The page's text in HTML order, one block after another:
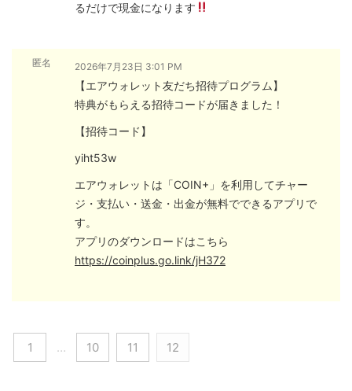
るだけで現金になります
匿名 2026年7月23日 3:01 PM
【エアウォレット友だち招待プログラム】
特典がもらえる招待コードが届きました！
【招待コード】
yiht53w
エアウォレットは「COIN+」を利用してチャー
ジ・支払い・送金・出金が無料でできるアプリで
す。
アプリのダウンロードはこちら
https://coinplus.go.link/jH372
1 … 10 11 12